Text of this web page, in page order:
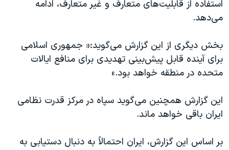
استفاده از قابلیت‌های متعارف و غیر متعارف، ادامه
می‌دهد.
بخش دیگری از این گزارش می‌گوید:« جمهوری اسلامی
برای آینده قابل پیش‌بینی تهدیدی برای منافع ایالات
متحده در منطقه خواهد بود.»
این گزارش همچنین می‌گوید سپاه در مرکز قدرت نظامی
ایران باقی خواهد ماند.
بر اساس این گزارش، ایران احتمالاً به دنبال دستیابی به